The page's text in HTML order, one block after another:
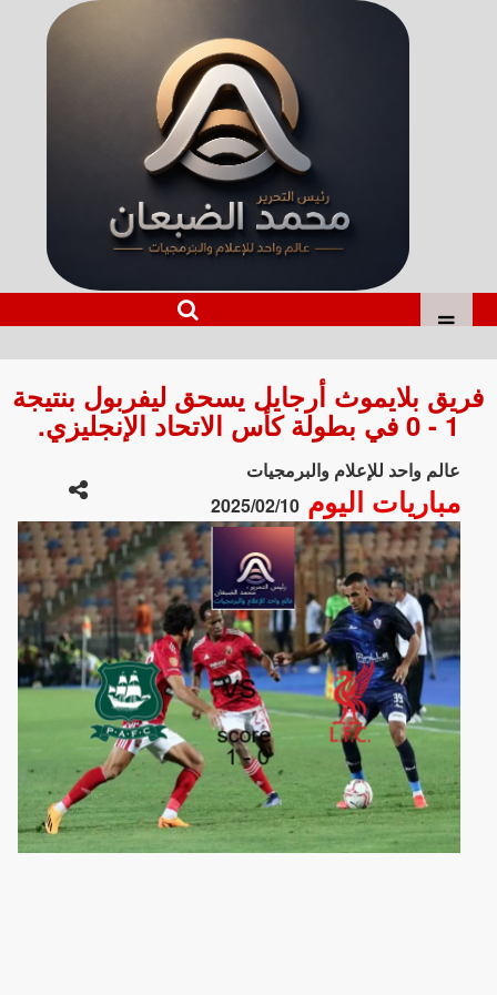
فريق بلايموث أرجايل يسحق ليفربول بنتيجة
1 - 0 في بطولة كأس الاتحاد الإنجليزي.
عالم واحد للإعلام والبرمجيات
مباريات اليوم2025/02/10